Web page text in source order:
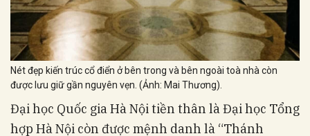
Nét đẹp kiến trúc cổ điển ở bên trong và bên ngoài toà nhà còn
được lưu giữ gần nguyên vẹn. (Ảnh: Mai Thương).
Đại học Quốc gia Hà Nội tiền thân là Đại học Tổng
hợp Hà Nội còn được mệnh danh là “Thánh